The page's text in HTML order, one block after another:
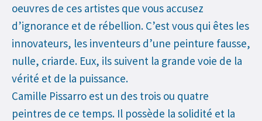
oeuvres de ces artistes que vous accusez
d’ignorance et de rébellion. C’est vous qui êtes les
innovateurs, les inventeurs d’une peinture fausse,
nulle, criarde. Eux, ils suivent la grande voie de la
vérité et de la puissance.
Camille Pissarro est un des trois ou quatre
peintres de ce temps. Il possède la solidité et la